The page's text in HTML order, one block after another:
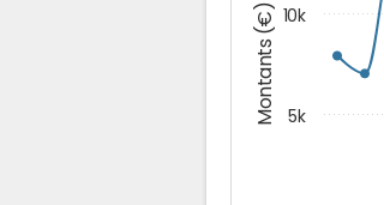
Montants (€) 5k
10k